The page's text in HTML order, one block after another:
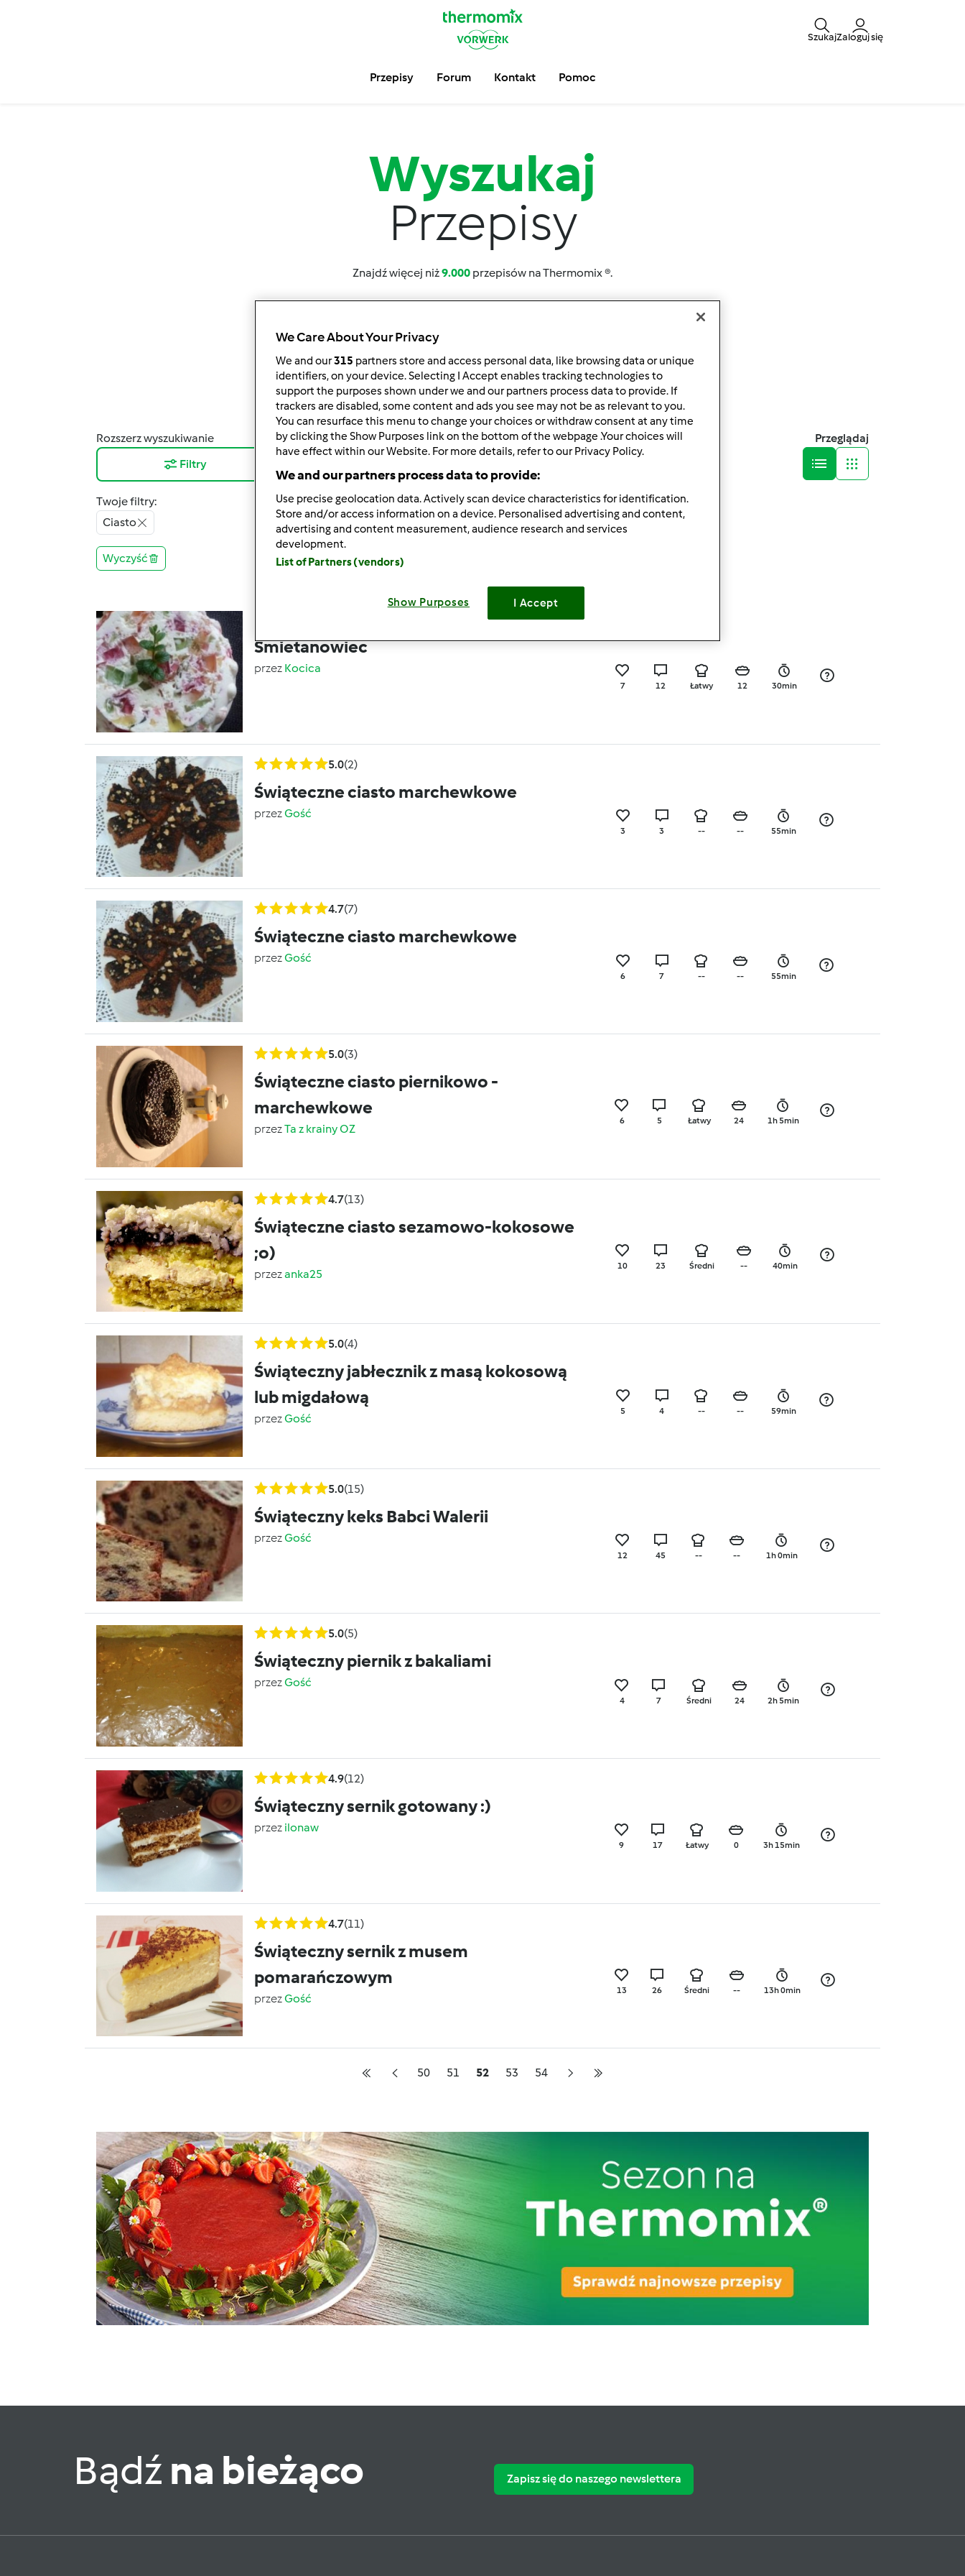
SzukajZaloguj się
Przepisy Forum Kontakt Pomoc
Wyszukaj
Przepisy
Znajdź więcej niż9.000 przepisów na Thermomix ®.
549wyników
Rozszerz wyszukiwanie
Filtry
Wyników na stronę:
Sortuj po:
Przeglądaj
Twoje filtry:
Ciasto
Wyczyść
Śmietanowiec
przez Kocica
7 12 Łatwy 12 30min
5.0(2)
Świąteczne ciasto marchewkowe
przezGość
3 3 -- -- 55min
4.7(7)
Świąteczne ciasto marchewkowe
przezGość
6 7 -- -- 55min
5.0(3)
Świąteczne ciasto piernikowo -
marchewkowe
przezTa z krainy OZ
6 5 Łatwy 24 1h 5min
4.7(13)
Świąteczne ciasto sezamowo-kokosowe
;o)
przezanka25
10 23 Średni -- 40min
5.0(4)
Świąteczny jabłecznik z masą kokosową
lub migdałową
przezGość
5 4 -- -- 59min
5.0(15)
Świąteczny keks Babci Walerii
przezGość
12 45 -- -- 1h 0min
5.0(5)
Świąteczny piernik z bakaliami
przezGość
4 7 Średni 24 2h 5min
4.9(12)
Świąteczny sernik gotowany :)
przez ilonaw
9 17 Łatwy 0 3h 15min
4.7(11)
Świąteczny sernik z musem
pomarańczowym
przezGość
13 26 Średni -- 13h 0min
50 51 52 53 54
Bądź na bieżąco Zapisz się do naszego newslettera
We Care About Your Privacy
We and our315 partners store and access personal data, like browsing data or unique
identifiers, on your device. Selecting I Accept enables tracking technologies to
support the purposes shown under we and our partners process data to provide. If
trackers are disabled, some content and ads you see may not be as relevant to you.
You can resurface this menu to change your choices or withdraw consent at any time
by clicking the Show Purposes link on the bottom of the webpage .Your choices will
have effect within our Website. For more details, refer to our Privacy Policy.
We and our partners process data to provide:
Use precise geolocation data. Actively scan device characteristics for identification.
Store and/or access information on a device. Personalised advertising and content,
advertising and content measurement, audience research and services
development.
List of Partners (vendors)
Show Purposes I Accept